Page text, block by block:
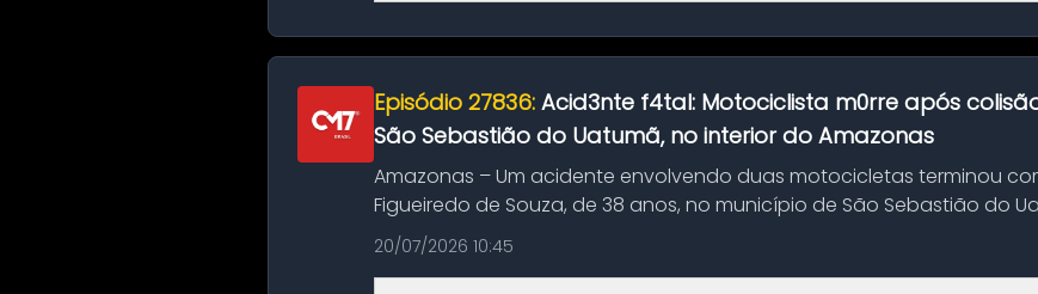
Episódio 27836: Acid3nte f4tal: Motociclista m0rre após
São Sebastião do Uatumã, no interior do Amazonas
Amazonas – Um acidente envolvendo duas motocicletas terminou
Figueiredo de Souza, de 38 anos, no município de São Sebastião do
Amazonas. A colisão ocorreu n...
20/07/2026 10:45